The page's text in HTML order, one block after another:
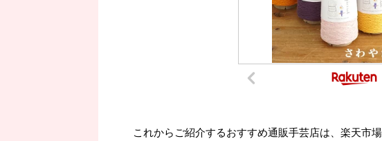
これからご紹介するおすすめ通販手芸店は、楽天市場